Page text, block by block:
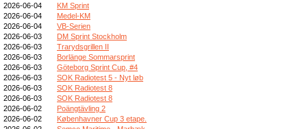
2026-06-04
KM Sprint
2026-06-04
Medel-KM
2026-06-04
VB-Serien
2026-06-03
DM Sprint Stockholm
2026-06-03
Trarydsgrillen II
2026-06-03
Borlänge Sommarsprint
2026-06-03
Göteborg Sprint Cup, #4
2026-06-03
SOK Radiotest 5 - Nyt løb
2026-06-03
SOK Radiotest 8
2026-06-03
SOK Radiotest 8
2026-06-02
Poängtävling 2
2026-06-02
Københavner Cup 3 etape.